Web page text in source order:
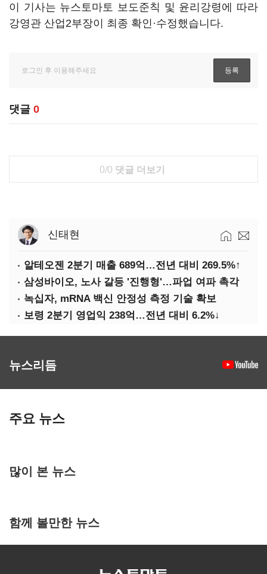
이 기사는 뉴스토마토 보도준칙 및 윤리강령에 따라
강영관 산업2부장이 최종 확인·수정했습니다.
댓글 0
0/0 댓글 더보기
신태현
알테오젠 2분기 매출 689억…전년 대비 269.5%↑
삼성바이오, 노사 갈등 '진행형'…파업 여파 촉각
녹십자, mRNA 백신 안정성 측정 기술 확보
보령 2분기 영업익 238억…전년 대비 6.2%↓
뉴스리듬
주요 뉴스
많이 본 뉴스
함께 볼만한 뉴스